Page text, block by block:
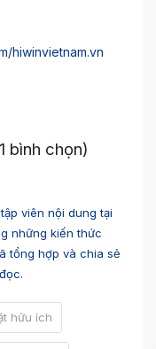
hiwinvietnam.vn
bình chọn)
viên nội dung tại
những kiến thức
tổng hợp và chia sẻ
hữu ích